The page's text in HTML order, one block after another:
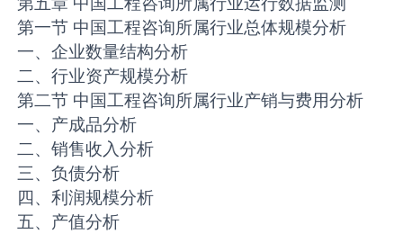
第一节 中国工程咨询所属行业总体规模分析
一、企业数量结构分析
二、行业资产规模分析
第二节 中国工程咨询所属行业产销与费用分析
一、产成品分析
二、销售收入分析
三、负债分析
四、利润规模分析
五、产值分析